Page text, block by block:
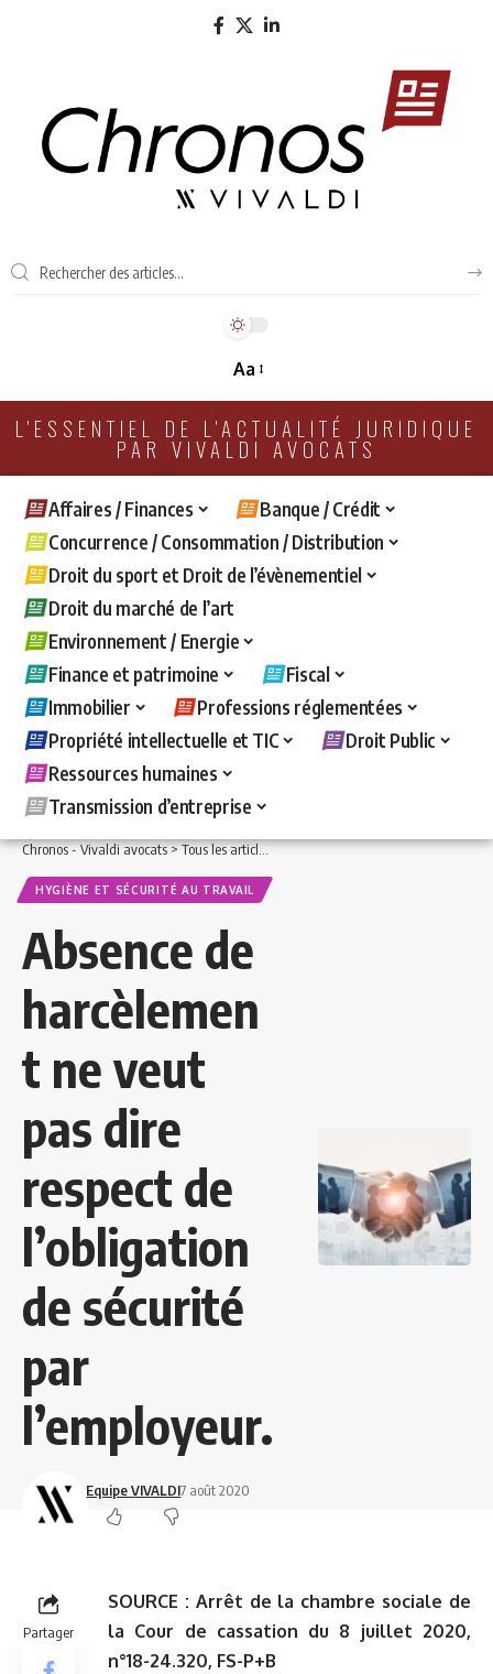
Aa
L'ESSENTIEL DE L'ACTUALITÉ JURIDIQUE
PAR VIVALDI AVOCATS
Affaires / Finances
Banque / Crédit
Concurrence / Consommation / Distribution
Droit du sport et Droit de l’évènementiel
Droit du marché de l’art
Environnement / Energie
Finance et patrimoine
Fiscal
Immobilier
Professions réglementées
Propriété intellectuelle et TIC
Droit Public
Ressources humaines
Transmission d’entreprise
Chronos - Vivaldi avocats>Tous les articles >Ressources humaines>Hygiène et
HYGIÈNE ET SÉCURITÉ AU TRAVAIL
Absence de
harcèlemen
t ne veut
pas dire
respect de
l’obligation
de sécurité
par
l’employeur.
Equipe VIVALDI7 août 2020
Partager
SOURCE : Arrêt de la chambre sociale de
la Cour de cassation du 8 juillet 2020,
n°18-24.320, FS-P+B